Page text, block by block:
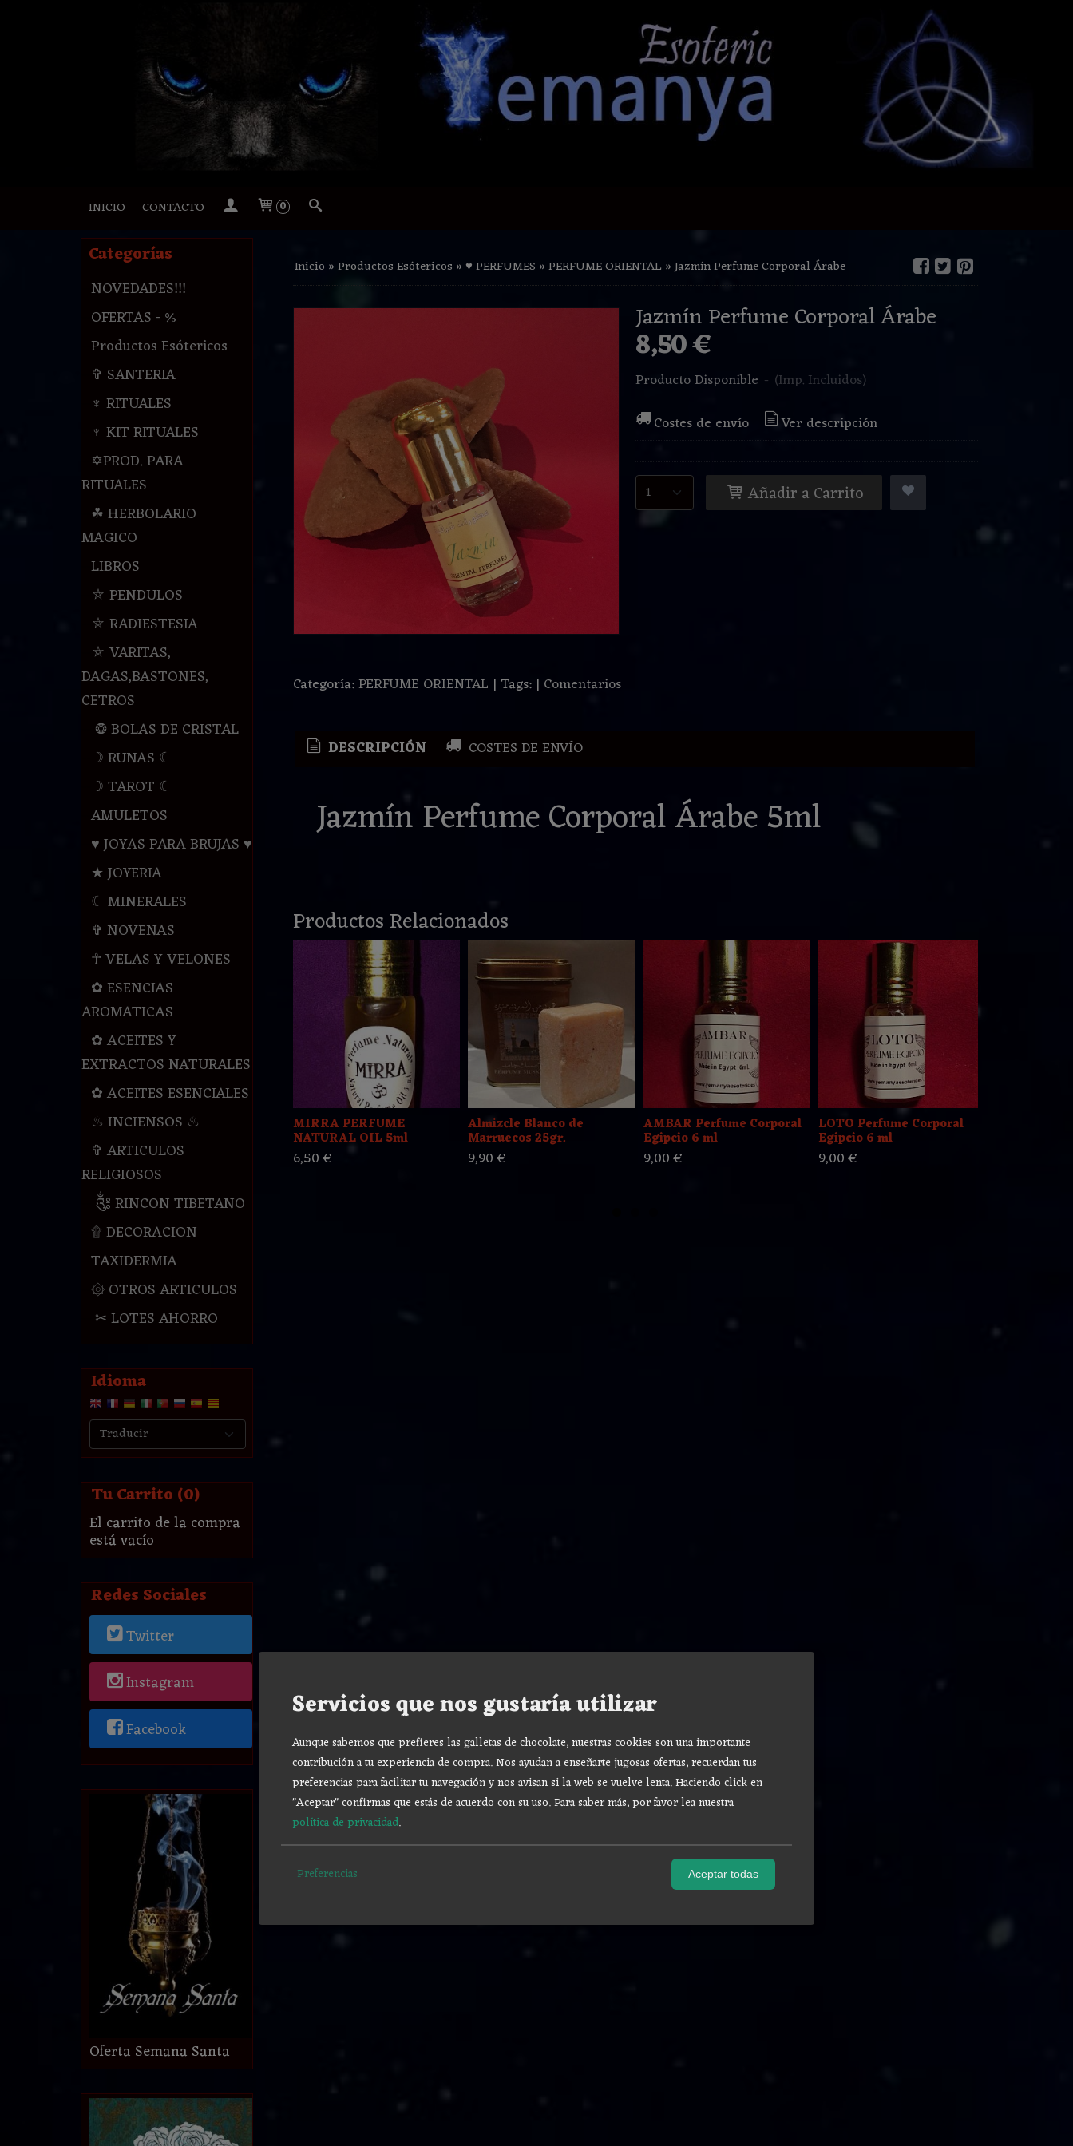
INICIO CONTACTO 0
Categorías
NOVEDADES!!!
OFERTAS - %
Productos Esótericos
✞ SANTERIA
♆ RITUALES
♆ KIT RITUALES
✡PROD. PARA
RITUALES
☘ HERBOLARIO
MAGICO
LIBROS
⛤ PENDULOS
⛤ RADIESTESIA
⛤ VARITAS,
DAGAS,BASTONES,
CETROS
❂ BOLAS DE CRISTAL
☽ RUNAS ☾
☽ TAROT ☾
AMULETOS
♥ JOYAS PARA BRUJAS ♥
★ JOYERIA
☾ MINERALES
✞ NOVENAS
☥ VELAS Y VELONES
✿ ESENCIAS
AROMATICAS
✿ ACEITES Y
EXTRACTOS NATURALES
✿ ACEITES ESENCIALES
♨ INCIENSOS ♨
✞ ARTICULOS
RELIGIOSOS
༃ RINCON TIBETANO
۩ DECORACION
TAXIDERMIA
۞ OTROS ARTICULOS
✂ LOTES AHORRO
Idioma
Tu Carrito (0)
El carrito de la compra
está vacío
Redes Sociales
Twitter
Instagram
Facebook
Oferta Semana Santa
Inicio »Productos Esótericos »♥ PERFUMES »PERFUME ORIENTAL »Jazmín Perfume Corporal Árabe
Jazmín Perfume Corporal Árabe
8,50 €
Producto Disponible - (Imp. Incluidos)
Costes de envío
Ver descripción
Añadir a Carrito
Categoría:PERFUME ORIENTAL | Tags: | Comentarios
DESCRIPCIÓN COSTES DE ENVÍO
Jazmín Perfume Corporal Árabe 5ml
Productos Relacionados
MIRRA PERFUME
NATURAL OIL 5ml
6,50 €
Almizcle Blanco de
Marruecos 25gr.
9,90 €
AMBAR Perfume Corporal
Egipcio 6 ml
9,00 €
LOTO Perfume Corporal
Egipcio 6 ml
9,00 €
Servicios que nos gustaría utilizar
Aunque sabemos que prefieres las galletas de chocolate, nuestras cookies son una importante
contribución a tu experiencia de compra. Nos ayudan a enseñarte jugosas ofertas, recuerdan tus
preferencias para facilitar tu navegación y nos avisan si la web se vuelve lenta. Haciendo click en
"Aceptar" confirmas que estás de acuerdo con su uso.Para saber más, por favor lea nuestra
política de privacidad.
Preferencias Aceptar todas